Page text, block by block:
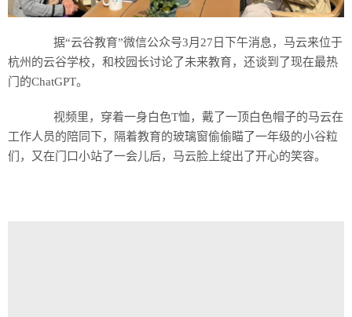
据“云谷教育”微信公众号3月27日下午消息，马云来位于
杭州的云谷学校，和校园长讨论了未来教育，还谈到了现在最热
门的ChatGPT。
视频里，穿着一身白色T恤，戴了一顶白色帽子的马云在
工作人员的陪同下，隔着教育的玻璃窗偷偷瞄了一年级的小谷粒
们，又在门口小站了一会儿后，马云脸上绽出了开心的笑容。